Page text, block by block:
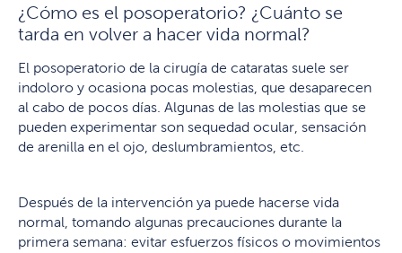
¿Cómo es el posoperatorio? ¿Cuánto se
tarda en volver a hacer vida normal?
El posoperatorio de la cirugía de cataratas suele ser
indoloro y ocasiona pocas molestias, que desaparecen
al cabo de pocos días. Algunas de las molestias que se
pueden experimentar son sequedad ocular, sensación
de arenilla en el ojo, deslumbramientos, etc.
Después de la intervención ya puede hacerse vida
normal, tomando algunas precauciones durante la
primera semana: evitar esfuerzos físicos o movimientos